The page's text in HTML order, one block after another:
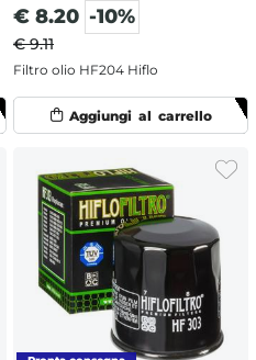
€ 8.20 -10%
€ 9.11
Filtro olio HF204 Hiflo